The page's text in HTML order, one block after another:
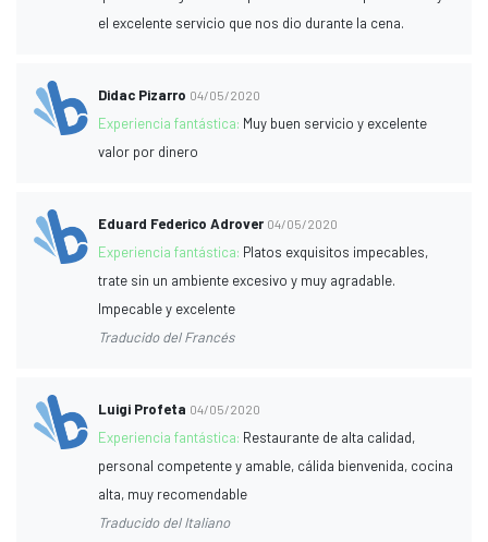
el excelente servicio que nos dio durante la cena.
Didac Pizarro 04/05/2020
Experiencia fantástica: Muy buen servicio y excelente
valor por dinero
Eduard Federico Adrover 04/05/2020
Experiencia fantástica: Platos exquisitos impecables,
trate sin un ambiente excesivo y muy agradable.
Impecable y excelente
Traducido del Francés
Luigi Profeta 04/05/2020
Experiencia fantástica: Restaurante de alta calidad,
personal competente y amable, cálida bienvenida, cocina
alta, muy recomendable
Traducido del Italiano